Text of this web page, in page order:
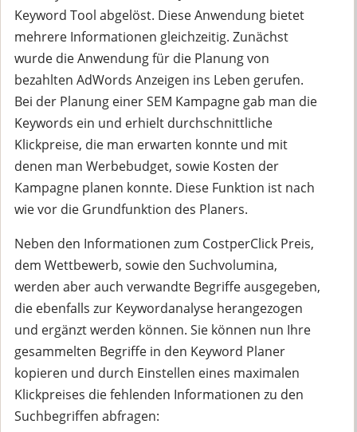
Keyword Tool abgelöst. Diese Anwendung bietet
mehrere Informationen gleichzeitig. Zunächst
wurde die Anwendung für die Planung von
bezahlten AdWords Anzeigen ins Leben gerufen.
Bei der Planung einer SEM Kampagne gab man die
Keywords ein und erhielt durchschnittliche
Klickpreise, die man erwarten konnte und mit
denen man Werbebudget, sowie Kosten der
Kampagne planen konnte. Diese Funktion ist nach
wie vor die Grundfunktion des Planers.
Neben den Informationen zum CostperClick Preis,
dem Wettbewerb, sowie den Suchvolumina,
werden aber auch verwandte Begriffe ausgegeben,
die ebenfalls zur Keywordanalyse herangezogen
und ergänzt werden können. Sie können nun Ihre
gesammelten Begriffe in den Keyword Planer
kopieren und durch Einstellen eines maximalen
Klickpreises die fehlenden Informationen zu den
Suchbegriffen abfragen: